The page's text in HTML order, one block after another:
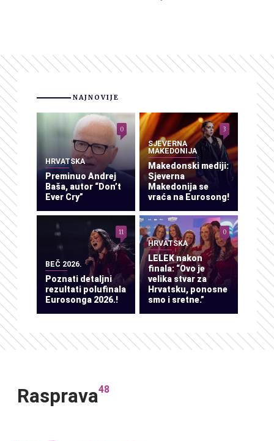
NAJNOVIJE
HRVATSKA
Preminuo Andrej
Baša, autor “Don’t
Ever Cry”
0
SJEVERNA
MAKEDONIJA
Makedonski mediji:
Sjeverna
Makedonija se
vraća na Eurosong!
3
BEČ 2026.
Poznati detaljni
rezultati polufinala
Eurosonga 2026.!
11
HRVATSKA
LELEK nakon
finala: “Ovo je
velika stvar za
Hrvatsku, ponosne
smo i sretne.”
0
Rasprava48